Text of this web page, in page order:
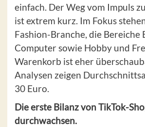
einfach. Der Weg vom Impuls
ist extrem kurz. Im Fokus
Fashion-Branche, die Bereiche
Computer sowie Hobby und
Warenkorb ist eher
Analysen zeigen
30 Euro.
Die erste Bilanz von TikTok-
durchwachsen.